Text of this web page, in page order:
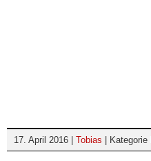
17. April 2016 | Tobias | Kategorie